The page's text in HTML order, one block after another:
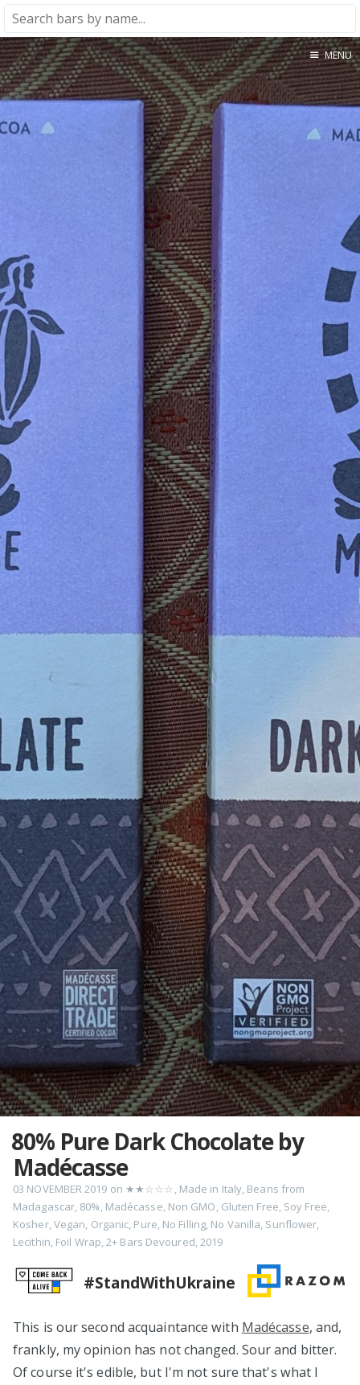
Home
About
★★★★★
MENU
80% Pure Dark Chocolate by
Madécasse
03 NOVEMBER 2019 on ★★☆☆☆, Made in Italy, Beans from
Madagascar, 80%, Madécasse, Non GMO, Gluten Free, Soy Free,
Kosher,Vegan, Organic, Pure, No Filling, No Vanilla, Sunflower,
Lecithin, Foil Wrap,2+ Bars Devoured,2019
#StandWithUkraine
This is our second acquaintance with Madécasse, and,
frankly, my opinion has not changed. Sour and bitter.
Of course it's edible, but I'm not sure that's what I